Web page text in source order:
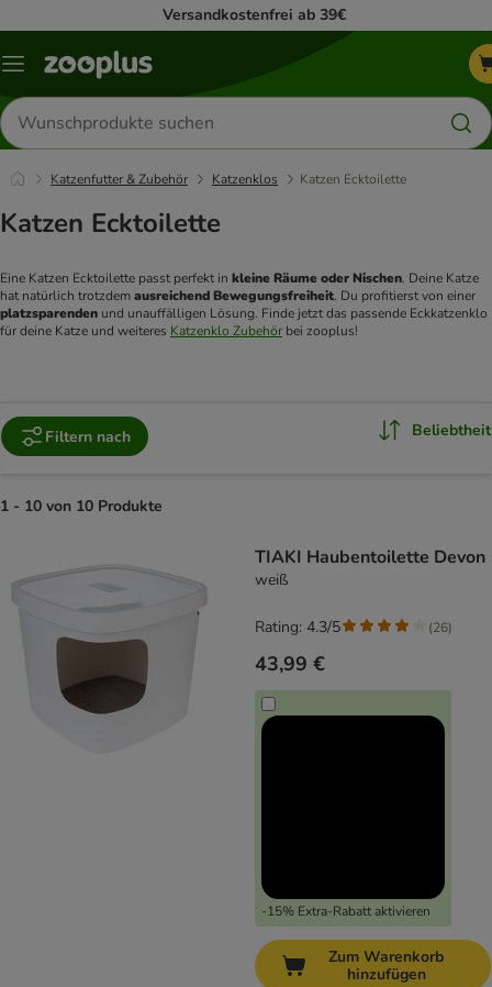
Versandkostenfrei ab 39€
Menü
Produkte
suchen
Katzenfutter & Zubehör Katzenklos Katzen Ecktoilette
Katzen Ecktoilette
Eine Katzen Ecktoilette passt perfekt in kleine Räume oder Nischen. Deine Katze
hat natürlich trotzdem ausreichend Bewegungsfreiheit
platzsparenden und unauffälligen Lösung. Finde jetzt das passende Eckkatzenklo
für deine Katze und weiteres Katzenklo Zubehör bei zooplus!
Filtern nach Beliebtheit
1 - 10 von 10 Produkte
TIAKI Haubentoilette Devon
weiß
43,99 €
-15% Extra-Rabatt aktivieren
Rating: 4.3/5 (26)
Zum Warenkorb
hinzufügen